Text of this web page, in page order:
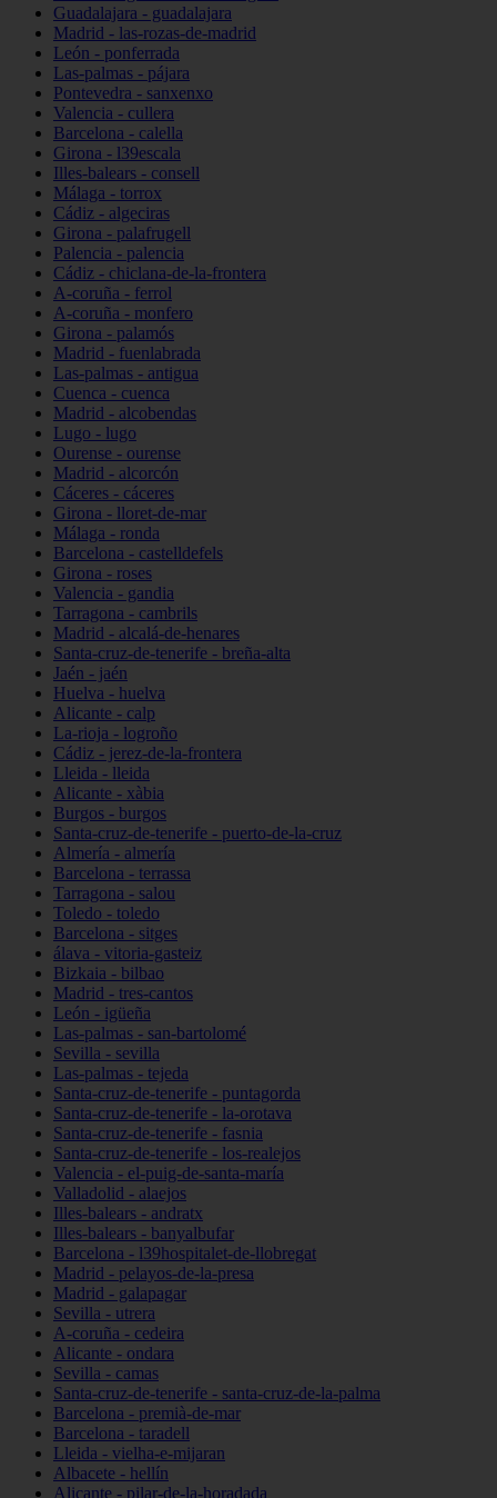
Guadalajara - guadalajara
Madrid - las-rozas-de-madrid
León - ponferrada
Las-palmas - pájara
Pontevedra - sanxenxo
Valencia - cullera
Barcelona - calella
Girona - l39escala
Illes-balears - consell
Málaga - torrox
Cádiz - algeciras
Girona - palafrugell
Palencia - palencia
Cádiz - chiclana-de-la-frontera
A-coruña - ferrol
A-coruña - monfero
Girona - palamós
Madrid - fuenlabrada
Las-palmas - antigua
Cuenca - cuenca
Madrid - alcobendas
Lugo - lugo
Ourense - ourense
Madrid - alcorcón
Cáceres - cáceres
Girona - lloret-de-mar
Málaga - ronda
Barcelona - castelldefels
Girona - roses
Valencia - gandia
Tarragona - cambrils
Madrid - alcalá-de-henares
Santa-cruz-de-tenerife - breña-alta
Jaén - jaén
Huelva - huelva
Alicante - calp
La-rioja - logroño
Cádiz - jerez-de-la-frontera
Lleida - lleida
Alicante - xàbia
Burgos - burgos
Santa-cruz-de-tenerife - puerto-de-la-cruz
Almería - almería
Barcelona - terrassa
Tarragona - salou
Toledo - toledo
Barcelona - sitges
álava - vitoria-gasteiz
Bizkaia - bilbao
Madrid - tres-cantos
León - igüeña
Las-palmas - san-bartolomé
Sevilla - sevilla
Las-palmas - tejeda
Santa-cruz-de-tenerife - puntagorda
Santa-cruz-de-tenerife - la-orotava
Santa-cruz-de-tenerife - fasnia
Santa-cruz-de-tenerife - los-realejos
Valencia - el-puig-de-santa-maría
Valladolid - alaejos
Illes-balears - andratx
Illes-balears - banyalbufar
Barcelona - l39hospitalet-de-llobregat
Madrid - pelayos-de-la-presa
Madrid - galapagar
Sevilla - utrera
A-coruña - cedeira
Alicante - ondara
Sevilla - camas
Santa-cruz-de-tenerife - santa-cruz-de-la-palma
Barcelona - premià-de-mar
Barcelona - taradell
Lleida - vielha-e-mijaran
Albacete - hellín
Alicante - pilar-de-la-horadada